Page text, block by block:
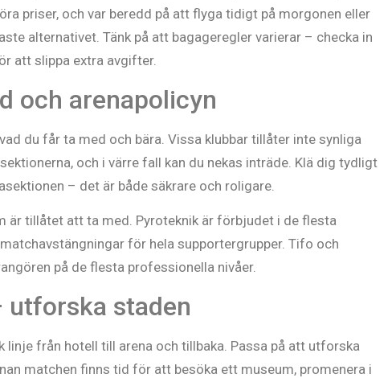
priser, och var beredd på att flyga tidigt på morgonen eller
alternativet. Tänk på att bagageregler varierar – checka in
att slippa extra avgifter.
och arenapolicyn
du får ta med och bära. Vissa klubbar tillåter inte synliga
och i värre fall kan du nekas inträde. Klä dig tydligt
– det är både säkrare och roligare.
är tillåtet att ta med. Pyroteknik är förbjudet i de flesta
för hela supportergrupper. Tifo och
på de flesta professionella nivåer.
utforska staden
linje från hotell till arena och tillbaka. Passa på att utforska
matchen finns tid för att besöka ett museum, promenera i